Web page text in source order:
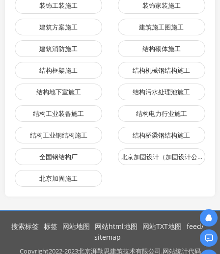
装饰工装施工 装饰家装施工
建筑方案施工 建筑施工图施工
建筑消防施工 结构砌体施工
结构框架施工 结构机械钢结构施工
结构地下室施工 结构污水处理池施工
结构工业装备施工 结构电力行业施工
结构工业钢结构施工 结构桥梁钢结构施工
全国钢结构厂 北京加固设计（加固设计公司）
北京加固施工
搜索标签 标签 网站地图 网站html地图 网站TXT地图 feed/
sitemap
Copyright2022-2023北京湃勒思建筑技术有限公司.网站统计代码